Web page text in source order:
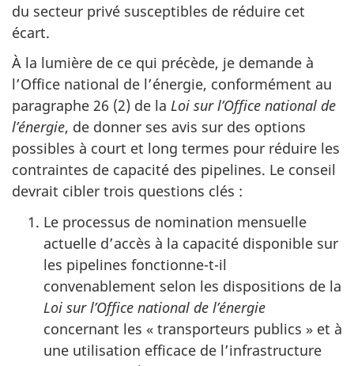
du secteur privé susceptibles de réduire cet
écart.
À la lumière de ce qui précède, je demande à
l’Office national de l’énergie, conformément au
paragraphe 26 (2) de la Loi sur l’Office national de
l’énergie, de donner ses avis sur des options
possibles à court et long termes pour réduire les
contraintes de capacité des pipelines. Le conseil
devrait cibler trois questions clés :
Le processus de nomination mensuelle
actuelle d’accès à la capacité disponible sur
les pipelines fonctionne-t-il
convenablement selon les dispositions de la
Loi sur l’Office national de l’énergie
concernant les « transporteurs publics » et à
une utilisation efficace de l’infrastructure